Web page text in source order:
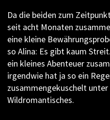
Da die beiden zum
seit acht Monaten
eine kleine
so Alina: Es gibt kaum
ein kleines Abenteuer
irgendwie hat ja so ein
zusammengekuschelt unter
Wildromantisches.